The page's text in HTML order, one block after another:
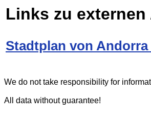
Links zu
Stadtplan von Andorra
We do not take responsibility for
All data without guarantee!